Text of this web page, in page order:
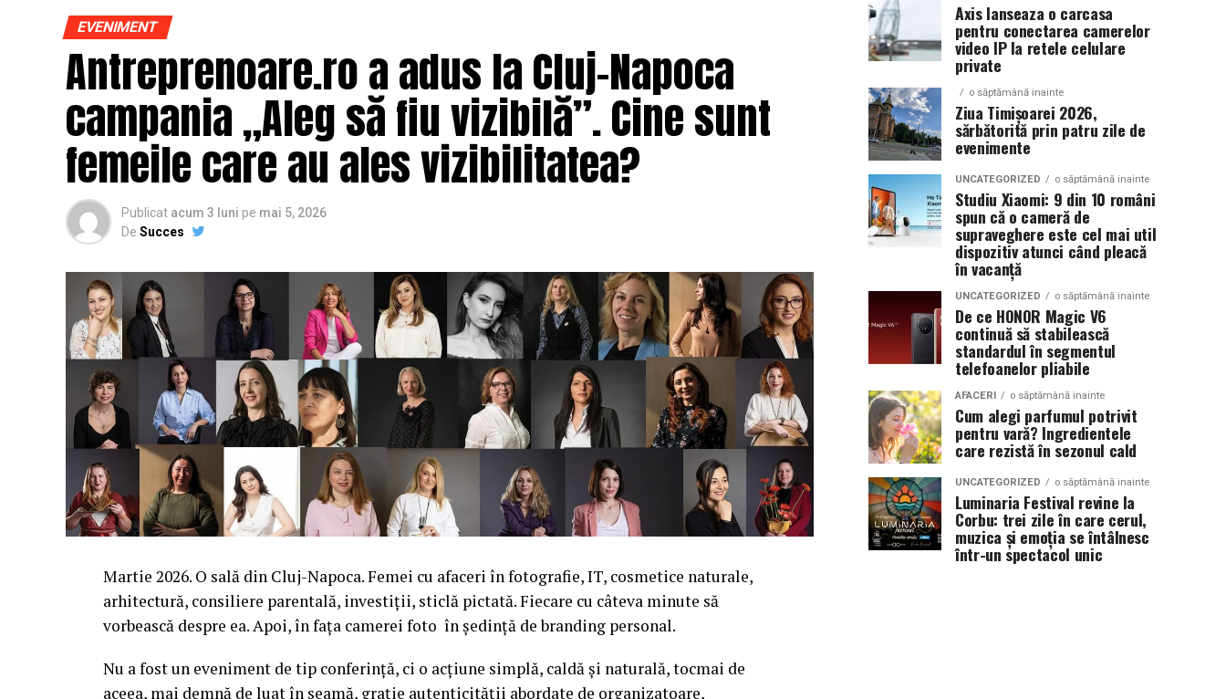
EVENIMENT
Antreprenoare.ro a adus la Cluj-Napoca
campania „Aleg să fiu vizibilă”. Cine sunt
femeile care au ales vizibilitatea?
Publicat acum 3 luni pe mai 5, 2026
De Succes
Martie 2026. O sală din Cluj-Napoca. Femei cu afaceri în fotografie, IT, cosmetice naturale,
arhitectură, consiliere parentală, investiții, sticlă pictată. Fiecare cu câteva minute să
vorbească despre ea. Apoi, în fața camerei foto în ședință de branding personal.
Nu a fost un eveniment de tip conferință, ci o acțiune simplă, caldă și naturală, tocmai de
aceea, mai demnă de luat în seamă, grație autenticității abordate de organizatoare,
Axis lanseaza o carcasa
pentru conectarea camerelor
video IP la retele celulare
private
o săptămână inainte
Ziua Timișoarei 2026,
sărbătorită prin patru zile de
evenimente
UNCATEGORIZED o săptămână inainte
Studiu Xiaomi: 9 din 10 români
spun că o cameră de
supraveghere este cel mai util
dispozitiv atunci când pleacă
în vacanță
UNCATEGORIZED o săptămână inainte
De ce HONOR Magic V6
continuă să stabilească
standardul în segmentul
telefoanelor pliabile
AFACERI o săptămână inainte
Cum alegi parfumul potrivit
pentru vară? Ingredientele
care rezistă în sezonul cald
UNCATEGORIZED o săptămână inainte
Luminaria Festival revine la
Corbu: trei zile în care cerul,
muzica și emoția se întâlnesc
într-un spectacol unic